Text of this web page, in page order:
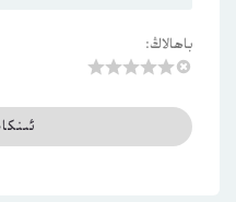
باھالاڭ: